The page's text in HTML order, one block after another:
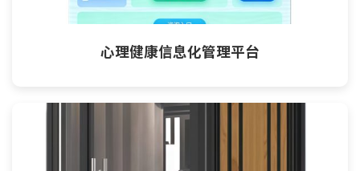
心理健康信息化管理平台